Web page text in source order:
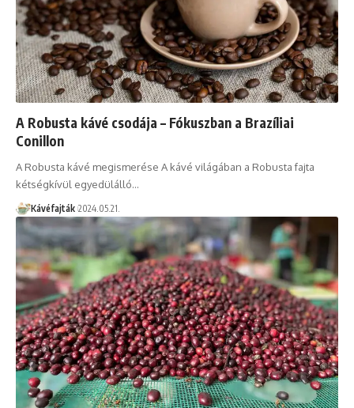
A Robusta kávé csodája – Fókuszban a Brazíliai
Conillon
A Robusta kávé megismerése A kávé világában a Robusta fajta
kétségkívül egyedülálló…
Kávéfajták 2024.05.21.